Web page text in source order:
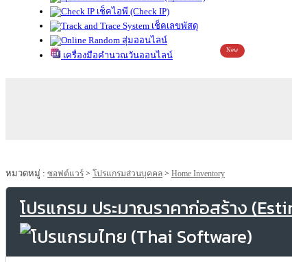
เช็คไอพี (Check IP)
เช็คเลขพัสดุ
สุ่มออนไลน์
เครื่องมือคำนวณวันออนไลน์
New
หมวดหมู่ : ซอฟต์แวร์ > โปรแกรมส่วนบุคคล > Home Inventory
โปรแกรม ประมาณราคาก่อสร้าง